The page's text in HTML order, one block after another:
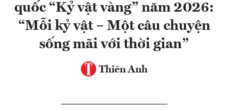
quốc “Kỷ vật vàng” năm 2026:
“Mỗi kỷ vật – Một câu chuyện
sống mãi với thời gian”
Thiên Anh